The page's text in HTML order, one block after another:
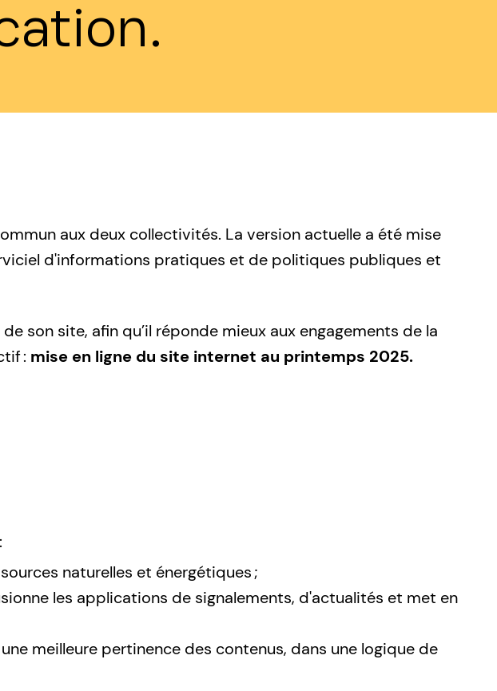
aux deux collectivités. La version actuelle a été mise
d'informations pratiques et de politiques publiques et
son site, afin qu’il réponde mieux aux engagements de la
: mise en ligne du site internet au printemps 2025.
naturelles et énergétiques ;
les applications de signalements, d'actualités et met en
meilleure pertinence des contenus, dans une logique de